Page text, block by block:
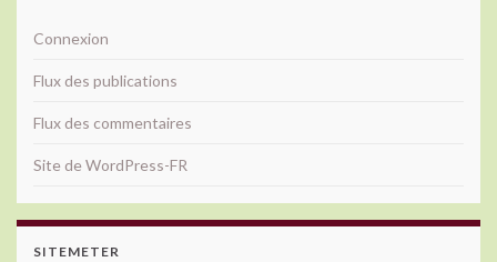
Connexion
Flux des publications
Flux des commentaires
Site de WordPress-FR
SITEMETER